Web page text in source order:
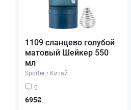
1109 сланцево голубой
матовый Шейкер 550
мл
Sporter • Китай
0
695₴